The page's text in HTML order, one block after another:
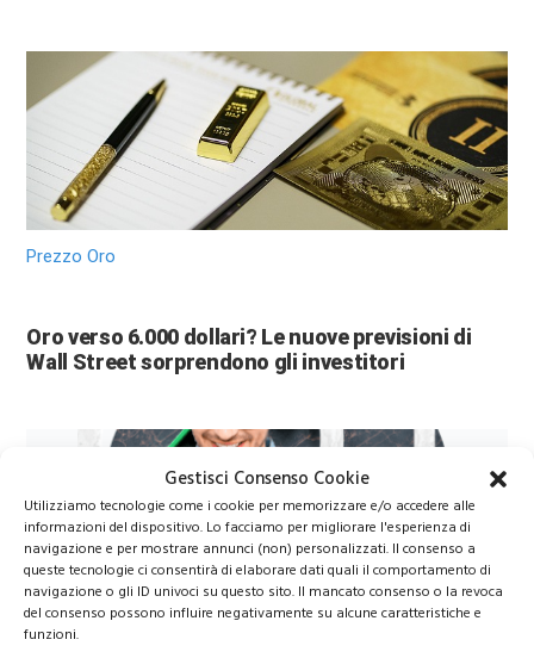
Gestisci Consenso Cookie
Utilizziamo tecnologie come i cookie per memorizzare e/o accedere alle
informazioni del dispositivo. Lo facciamo per migliorare l'esperienza di
navigazione e per mostrare annunci (non) personalizzati. Il consenso a
queste tecnologie ci consentirà di elaborare dati quali il comportamento di
navigazione o gli ID univoci su questo sito. Il mancato consenso o la revoca
del consenso possono influire negativamente su alcune caratteristiche e
funzioni.
Prezzo Oro
Oro verso 6.000 dollari? Le nuove previsioni di
Wall Street sorprendono gli investitori
Azioni Bance Europee